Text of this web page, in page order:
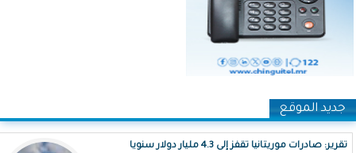
جديد الموقع
تقرير: صادرات موريتانيا تقفز إلى 4.3 مليار دولار سنويا